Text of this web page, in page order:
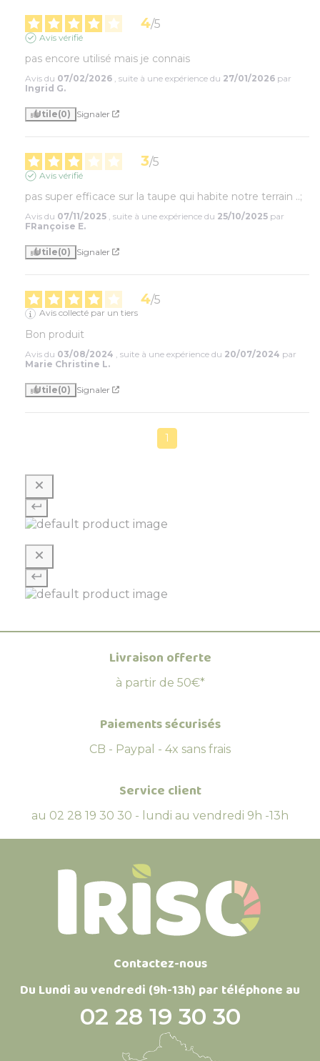
4/5
Avis vérifié
pas encore utilisé mais je connais
Avis du 07/02/2026 , suite à une expérience du 27/01/2026 par
Ingrid G.
Utile(0) Signaler
3/5
Avis vérifié
pas super efficace sur la taupe qui habite notre terrain ..;
Avis du 07/11/2025 , suite à une expérience du 25/10/2025 par
FRançoise E.
Utile(0) Signaler
4/5
Avis collecté par un tiers
Bon produit
Avis du 03/08/2024 , suite à une expérience du 20/07/2024 par
Marie Christine L.
Utile(0) Signaler
1
Livraison offerte
à partir de 50€*
Paiements sécurisés
CB - Paypal - 4x sans frais
Service client
au 02 28 19 30 30 - lundi au vendredi 9h -13h
Contactez-nous
Du Lundi au vendredi (9h-13h) par téléphone au
02 28 19 30 30